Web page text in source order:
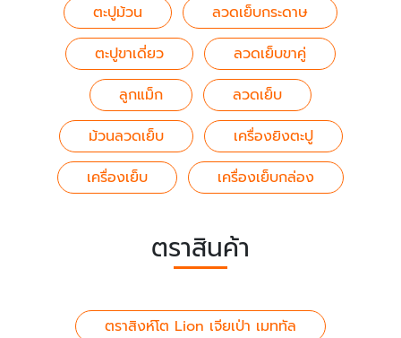
ตะปูม้วน
ลวดเย็บกระดาษ
ตะปูขาเดี่ยว
ลวดเย็บขาคู่
ลูกแม็ก
ลวดเย็บ
ม้วนลวดเย็บ
เครื่องยิงตะปู
เครื่องเย็บ
เครื่องเย็บกล่อง
ตราสินค้า
ตราสิงห์โต Lion เจียเป่า เมททัล